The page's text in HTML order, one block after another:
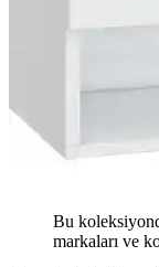
Bu
markaları ve